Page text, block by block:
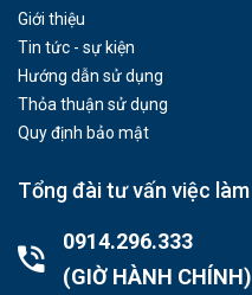
Giới thiệu
Tin tức - sự kiện
Hướng dẫn sử dụng
Thỏa thuận sử dụng
Quy định bảo mật
Tổng đài tư vấn việc làm
0914.296.333
(GIỜ HÀNH CHÍNH)